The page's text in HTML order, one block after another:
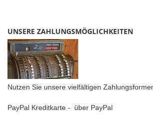
UNSERE ZAHLUNGSMÖGLICHKEITEN
Nutzen Sie unsere vielfältigen
PayPal Kreditkarte - über PayPal